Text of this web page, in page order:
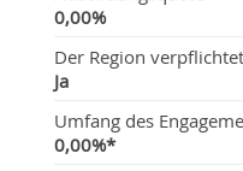
0,00%
Der Region verpflichtet
Ja
Umfang des
0,00%*